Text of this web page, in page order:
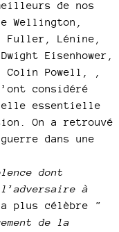
de nos
Wellington,
Lénine,
Eisenhower,
Powell, ,
considéré
essentielle
On a retrouvé
dans une
dont
à
plus célèbre
"
de la